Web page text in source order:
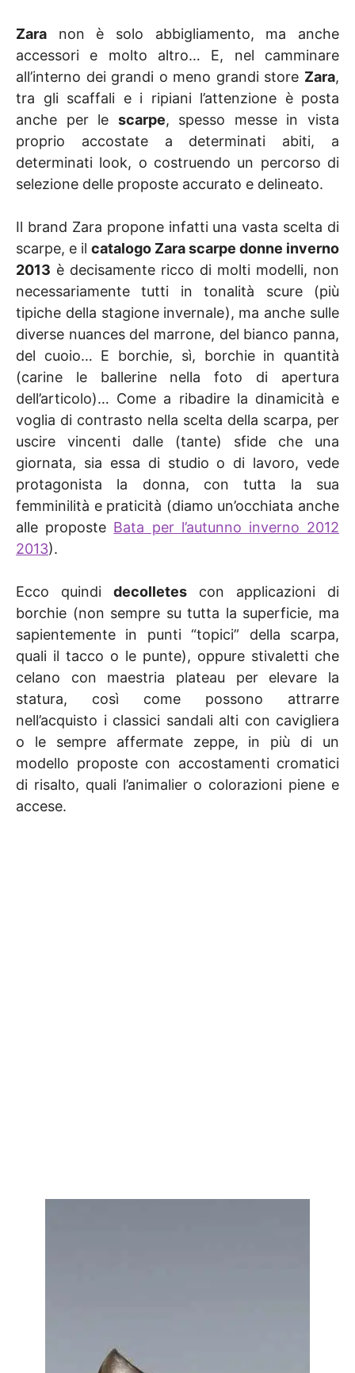
Zara non è solo abbigliamento, ma anche
accessori e molto altro… E, nel camminare
all’interno dei grandi o meno grandi store Zara,
tra gli scaffali e i ripiani l’attenzione è posta
anche per le scarpe, spesso messe in vista
proprio accostate a determinati abiti, a
determinati look, o costruendo un percorso di
selezione delle proposte accurato e delineato.
Il brand Zara propone infatti una vasta scelta di
scarpe, e il catalogo Zara scarpe donne inverno
2013 è decisamente ricco di molti modelli, non
necessariamente tutti in tonalità scure (più
tipiche della stagione invernale), ma anche sulle
diverse nuances del marrone, del bianco panna,
del cuoio… E borchie, sì, borchie in quantità
(carine le ballerine nella foto di apertura
dell’articolo)… Come a ribadire la dinamicità e
voglia di contrasto nella scelta della scarpa, per
uscire vincenti dalle (tante) sfide che una
giornata, sia essa di studio o di lavoro, vede
protagonista la donna, con tutta la sua
femminilità e praticità (diamo un’occhiata anche
alle proposte Bata per l’autunno inverno 2012
2013).
Ecco quindi decolletes con applicazioni di
borchie (non sempre su tutta la superficie, ma
sapientemente in punti “topici” della scarpa,
quali il tacco o le punte), oppure stivaletti che
celano con maestria plateau per elevare la
statura, così come possono attrarre
nell’acquisto i classici sandali alti con cavigliera
o le sempre affermate zeppe, in più di un
modello proposte con accostamenti cromatici
di risalto, quali l’animalier o colorazioni piene e
accese.